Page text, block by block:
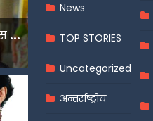
म
ुझे फिल्मों में शोपीस की तरह इस्तेमाल किया गया-शहनाज गिल
News
TOP STORIES
Uncategorized
अन्तर्राष्ट्रीय